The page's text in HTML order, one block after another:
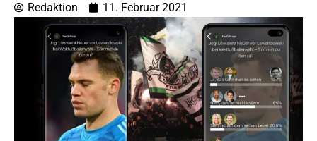
Redaktion 11. Februar 2021